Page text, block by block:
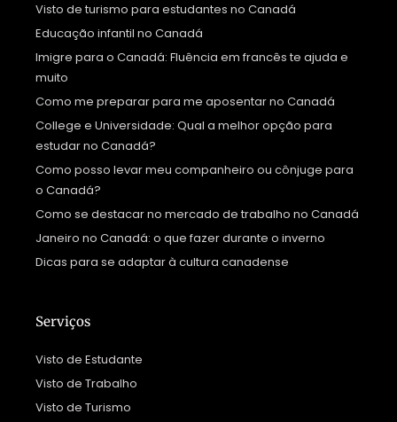
Visto de turismo para estudantes no Canadá
Educação infantil no Canadá
Imigre para o Canadá: Fluência em francês te ajuda e
muito
Como me preparar para me aposentar no Canadá
College e Universidade: Qual a melhor opção para
estudar no Canadá?
Como posso levar meu companheiro ou cônjuge para
o Canadá?
Como se destacar no mercado de trabalho no Canadá
Janeiro no Canadá: o que fazer durante o inverno
Dicas para se adaptar à cultura canadense
Serviços
Visto de Estudante
Visto de Trabalho
Visto de Turismo